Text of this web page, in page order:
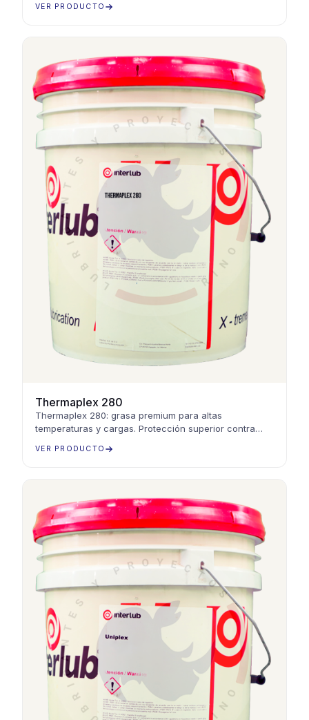
VER PRODUCTO
Thermaplex 280
Thermaplex 280: grasa premium para altas
temperaturas y cargas. Protección superior contra
extremas.
VER PRODUCTO